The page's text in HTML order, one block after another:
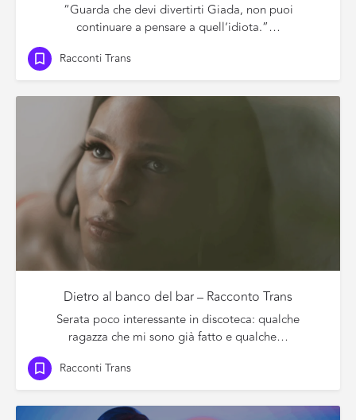
“Guarda che devi divertirti Giada, non puoi
continuare a pensare a quell’idiota.”…
Racconti Trans
Dietro al banco del bar – Racconto Trans
Serata poco interessante in discoteca: qualche
ragazza che mi sono già fatto e qualche…
Racconti Trans